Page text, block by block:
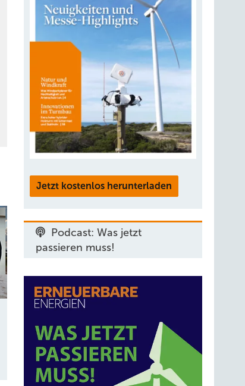
Jetzt kostenlos herunterladen
Podcast: Was jetzt
passieren muss!